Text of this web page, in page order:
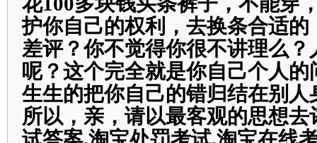
护你自己的权利，去换条合适的
差评？你不觉得你很不讲理么
呢？这个完全就是你自己个人
生生的把你自己的错归结在别人
所以，亲，请以最客观的思想